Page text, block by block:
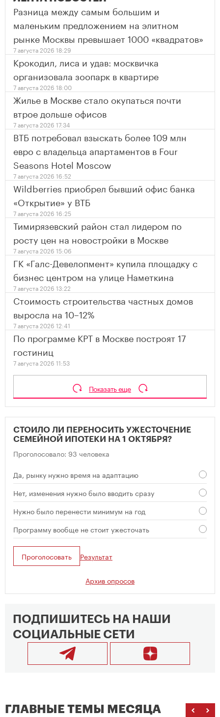
Разница между самым большим и
маленьким предложением на элитном
рынке Москвы превышает 1000 «квадратов»
7 августа 2026 18:29
Крокодил, лиса и удав: москвичка
организовала зоопарк в квартире
7 августа 2026 18:00
Жилье в Москве стало окупаться почти
втрое дольше офисов
7 августа 2026 17:34
ВТБ потребовал взыскать более 109 млн
евро с владельца апартаментов в Four
Seasons Hotel Moscow
7 августа 2026 16:52
Wildberries приобрел бывший офис банка
«Открытие» у ВТБ
7 августа 2026 16:25
Тимирязевский район стал лидером по
росту цен на новостройки в Москве
7 августа 2026 15:06
ГК «Галс-Девелопмент» купила площадку с
бизнес центром на улице Наметкина
7 августа 2026 13:22
Стоимость строительства частных домов
выросла на 10–12%
7 августа 2026 12:41
По программе КРТ в Москве построят 17
гостиниц
7 августа 2026 11:53
Показать еще
СТОИЛО ЛИ ПЕРЕНОСИТЬ УЖЕСТОЧЕНИЕ
СЕМЕЙНОЙ ИПОТЕКИ НА 1 ОКТЯБРЯ?
Проголосовало: 93 человека
Да, рынку нужно время на адаптацию
Нет, изменения нужно было вводить сразу
Нужно было перенести минимум на год
Программу вообще не стоит ужесточать
Проголосовать Результат
Архив опросов
ПОДПИШИТЕСЬ НА НАШИ
СОЦИАЛЬНЫЕ СЕТИ
ГЛАВНЫЕ ТЕМЫ МЕСЯЦА